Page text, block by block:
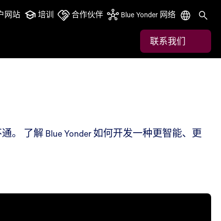
网站 培训 合作伙伴 Blue Yonder 网络
联系我们
了解 Blue Yonder 如何开发一种更智能、更